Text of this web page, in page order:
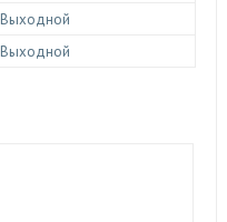
Выходной
Выходной